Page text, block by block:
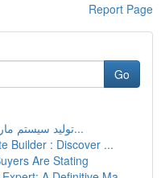
Report Page
Go
تولید سیستم مار با پایتون و لاک‌پشت : راهنم...
Builder : Discover ...
Are Stating